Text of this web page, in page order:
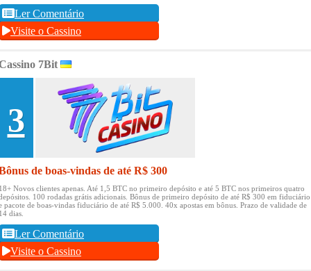
Ler Comentário
Visite o Cassino
7Bit
3
de boas-vindas de até R$ 300
Novos clientes apenas. Até 1,5 BTC no primeiro depósito e até 5 BTC nos primeiros quatro
100 rodadas grátis adicionais. Bônus de primeiro depósito de até R$ 300 em fiduciário
pacote de boas-vindas fiduciário de até R$ 5.000. 40x apostas em bônus. Prazo de validade de
dias.
Ler Comentário
Visite o Cassino